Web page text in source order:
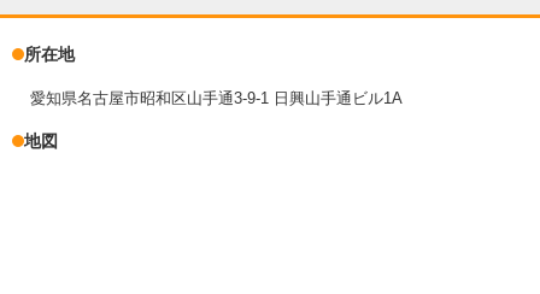
所在地
愛知県名古屋市昭和区山手通3-9-1 日興山手通ビル1A
地図